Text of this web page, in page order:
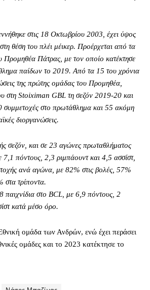
στις 18 Οκτωβρίου 2003, έχει ύψος
θέση του πλέι μέικερ. Προέρχεται από τα
Προμηθέα Πάτρας, με τον οποίο κατέκτησε
παίδων το 2019. Από τα 15 του χρόνια
της πρώτης ομάδας του Προμηθέα,
στη Stoiximan GBL τη σεζόν 2019-20 και
συμμετοχές στο πρωτάθλημα και 55 ακόμη
διοργανώσεις.
σεζόν, και σε 23 αγώνες πρωταθλήματος
7,1 πόντους, 2,3 ριμπάουντ και 4,5 ασσίστ,
ανά αγώνα, με 82% στις βολές, 57%
στα τρίποντα.
παιχνίδια στο BCL, με 6,9 πόντους, 2
κατά μέσο όρο.
ομάδα των Ανδρών, ενώ έχει περάσει
ομάδες και το 2023 κατέκτησε το